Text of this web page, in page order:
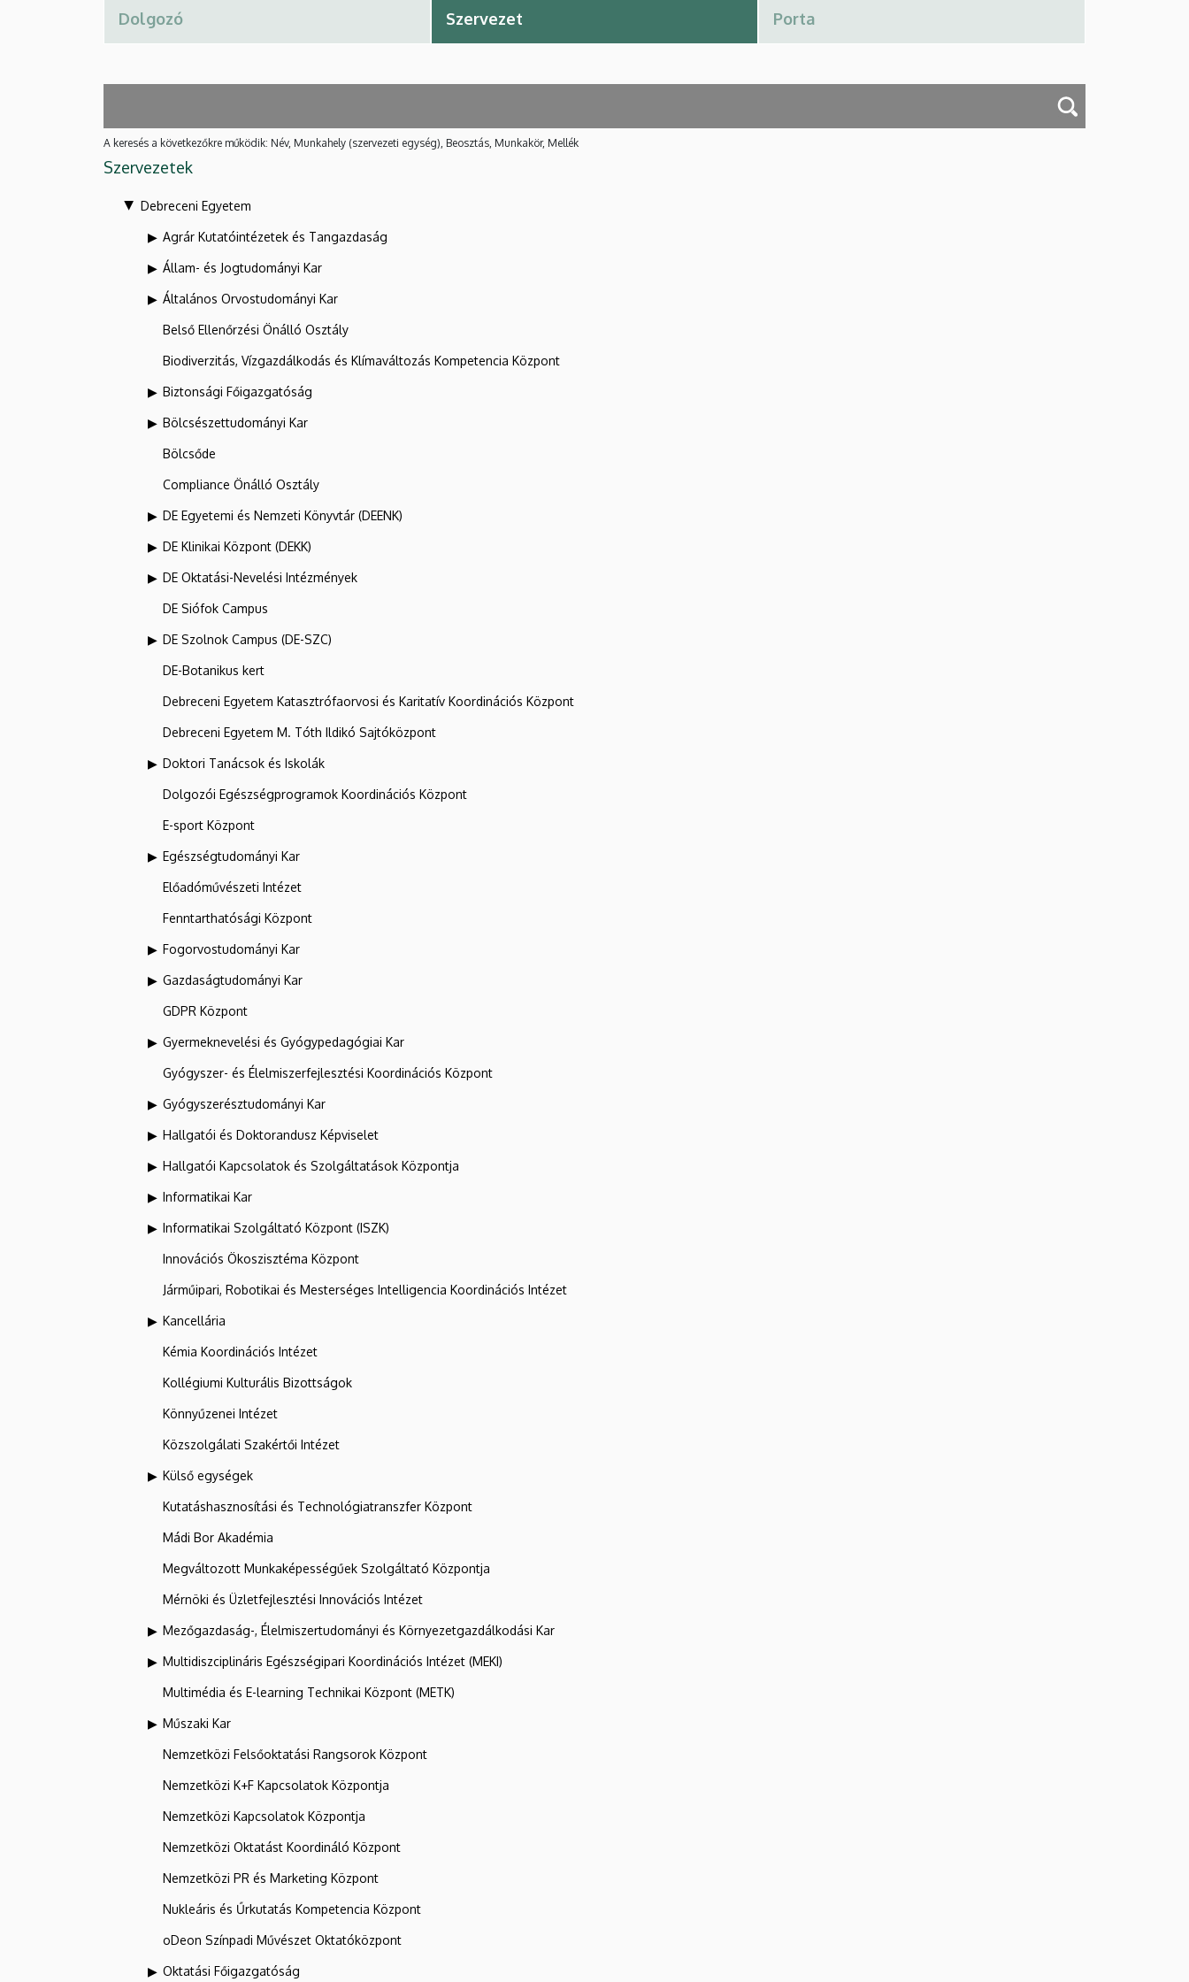
A keresés a következőkre működik: Név, Munkahely (szervezeti egység), Beosztás, Munkakör, Mellék
Szervezetek
Debreceni Egyetem
Agrár Kutatóintézetek és Tangazdaság
Állam- és Jogtudományi Kar
Általános Orvostudományi Kar
Belső Ellenőrzési Önálló Osztály
Biodiverzitás, Vízgazdálkodás és Klímaváltozás Kompetencia Központ
Biztonsági Főigazgatóság
Bölcsészettudományi Kar
Bölcsőde
Compliance Önálló Osztály
DE Egyetemi és Nemzeti Könyvtár (DEENK)
DE Klinikai Központ (DEKK)
DE Oktatási-Nevelési Intézmények
DE Siófok Campus
DE Szolnok Campus (DE-SZC)
DE-Botanikus kert
Debreceni Egyetem Katasztrófaorvosi és Karitatív Koordinációs Központ
Debreceni Egyetem M. Tóth Ildikó Sajtóközpont
Doktori Tanácsok és Iskolák
Dolgozói Egészségprogramok Koordinációs Központ
E-sport Központ
Egészségtudományi Kar
Előadóművészeti Intézet
Fenntarthatósági Központ
Fogorvostudományi Kar
Gazdaságtudományi Kar
GDPR Központ
Gyermeknevelési és Gyógypedagógiai Kar
Gyógyszer- és Élelmiszerfejlesztési Koordinációs Központ
Gyógyszerésztudományi Kar
Hallgatói és Doktorandusz Képviselet
Hallgatói Kapcsolatok és Szolgáltatások Központja
Informatikai Kar
Informatikai Szolgáltató Központ (ISZK)
Innovációs Ökoszisztéma Központ
Járműipari, Robotikai és Mesterséges Intelligencia Koordinációs Intézet
Kancellária
Kémia Koordinációs Intézet
Kollégiumi Kulturális Bizottságok
Könnyűzenei Intézet
Közszolgálati Szakértői Intézet
Külső egységek
Kutatáshasznosítási és Technológiatranszfer Központ
Mádi Bor Akadémia
Megváltozott Munkaképességűek Szolgáltató Központja
Mérnöki és Üzletfejlesztési Innovációs Intézet
Mezőgazdaság-, Élelmiszertudományi és Környezetgazdálkodási Kar
Multidiszciplináris Egészségipari Koordinációs Intézet (MEKI)
Multimédia és E-learning Technikai Központ (METK)
Műszaki Kar
Nemzetközi Felsőoktatási Rangsorok Központ
Nemzetközi K+F Kapcsolatok Központja
Nemzetközi Kapcsolatok Központja
Nemzetközi Oktatást Koordináló Központ
Nemzetközi PR és Marketing Központ
Nukleáris és Űrkutatás Kompetencia Központ
oDeon Színpadi Művészet Oktatóközpont
Oktatási Főigazgatóság